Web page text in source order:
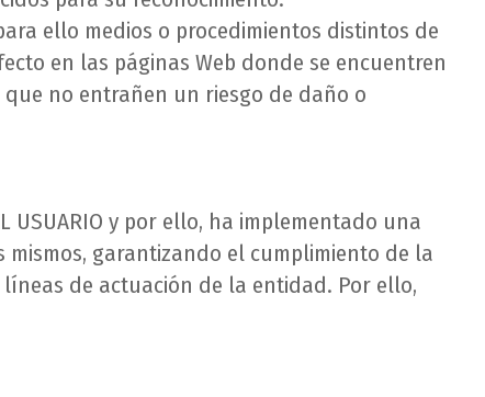
ello medios o procedimientos distintos de
en las páginas Web donde se encuentren
no entrañen un riesgo de daño o
USUARIO y por ello, ha implementado una
garantizando el cumplimiento de la
de actuación de la entidad. Por ello,